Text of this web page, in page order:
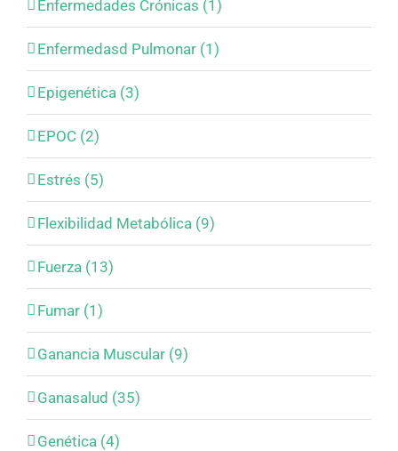
Enfermedades Crónicas (1)
Enfermedasd Pulmonar (1)
Epigenética (3)
EPOC (2)
Estrés (5)
Flexibilidad Metabólica (9)
Fuerza (13)
Fumar (1)
Ganancia Muscular (9)
Ganasalud (35)
Genética (4)